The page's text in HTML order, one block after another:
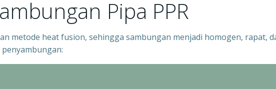
Pipa PPR
metode heat fusion, sehingga sambungan menjadi homogen, rapat,